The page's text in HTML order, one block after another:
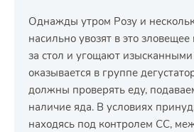
Однажды утром Розу и
насильно увозят в это
за стол и угощают
оказывается в группе
должны проверять еду,
наличие яда. В условиях
находясь под контролем СС,